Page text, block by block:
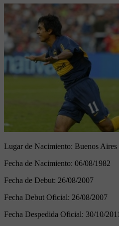
Lugar de Nacimiento: Buenos Aires
Fecha de Nacimiento: 06/08/1982
Fecha de Debut: 26/08/2007
Fecha Debut Oficial: 26/08/2007
Fecha Despedida Oficial: 30/10/2011